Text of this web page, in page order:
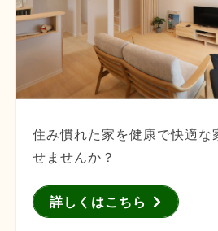
住み慣れた家を健康で快適な
せませんか？
詳しくはこちら